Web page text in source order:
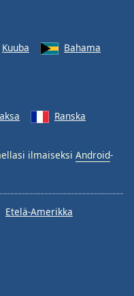
Kuuba
Bahama
Ranska
ilmaiseksi Android-
Etelä-Amerikka